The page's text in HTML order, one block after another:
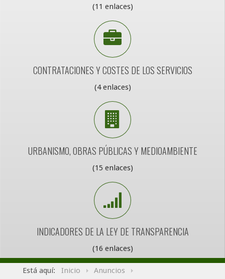
(11 enlaces)
CONTRATACIONES Y COSTES DE LOS SERVICIOS
(4 enlaces)
URBANISMO, OBRAS PÚBLICAS Y MEDIOAMBIENTE
(15 enlaces)
INDICADORES DE LA LEY DE TRANSPARENCIA
(16 enlaces)
Está aquí: Inicio
Anuncios